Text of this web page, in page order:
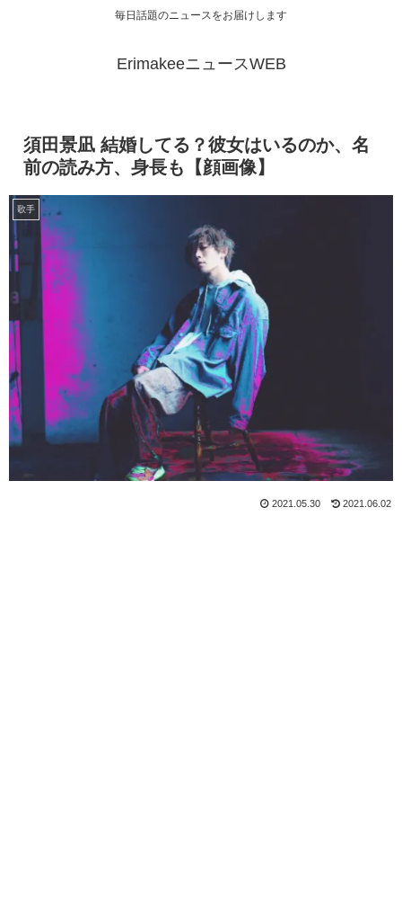
毎日話題のニュースをお届けします
ErimakeeニュースWEB
須田景凪 結婚してる？彼女はいるのか、名
前の読み方、身長も【顔画像】
歌手
2021.05.30 2021.06.02